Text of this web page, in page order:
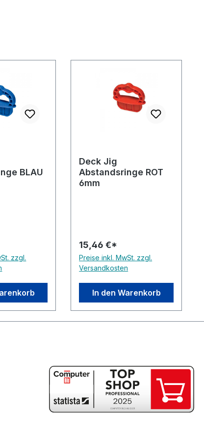
BLAU
zzgl.
Deck Jig
Abstandsringe ROT
6mm
15,46 €*
Preise inkl. MwSt. zzgl.
Versandkosten
In den Warenkorb